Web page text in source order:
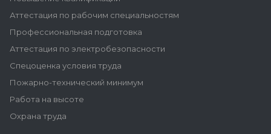
Аттестация по рабочим специальностям
Профессиональная подготовка
Аттестация по электробезопасности
Спецоценка условия труда
Пожарно-технический минимум
Работа на высоте
Охрана труда